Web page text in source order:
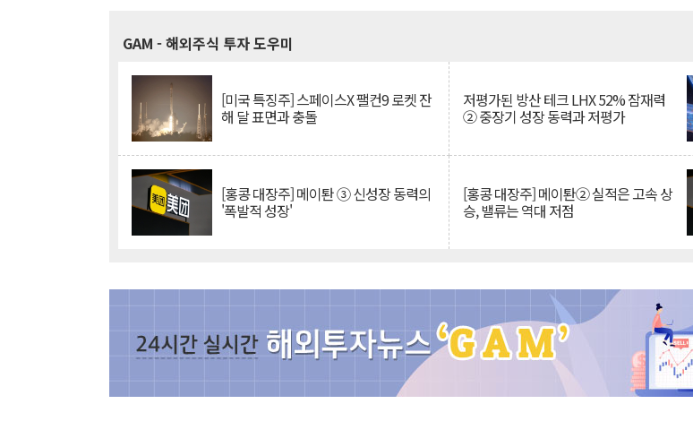
GAM - 해외주식 투자 도우미
[미국 특징주] 스페이스X 팰컨9 로켓 잔
해 달 표면과 충돌
저평가된 방산 테크 LHX 52% 잠재력
② 중장기 성장 동력과 저평가
[홍콩 대장주] 메이퇀 ③ 신성장 동력의
'폭발적 성장'
[홍콩 대장주] 메이퇀② 실적은 고속 상
승, 밸류는 역대 저점